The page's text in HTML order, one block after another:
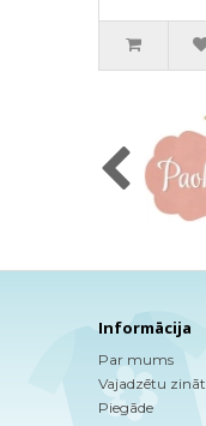
Informācija
Par mums
Vajadzētu zināt
Piegāde